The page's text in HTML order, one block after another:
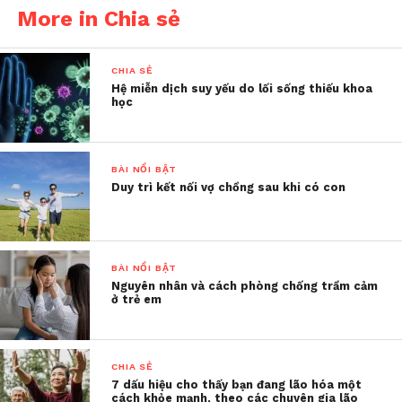
hùng, chúng ta có xu hướng tán dương nó một cách
“Khi ai đó đặt nhu cầu của người khác lên trên nhu
cầu của mình, họ có xu hướng được khen thưởng
rất nhiều vì điều đó, và điều đó khiến hành vi đó
More in Chia sẻ
CHIA SẺ
Hệ miễn dịch suy yếu do lối sống thiếu khoa
học
BÀI NỔI BẬT
Duy trì kết nối vợ chồng sau khi có con
BÀI NỔI BẬT
Nguyên nhân và cách phòng chống trầm cảm
ở trẻ em
CHIA SẺ
7 dấu hiệu cho thấy bạn đang lão hóa một
cách khỏe mạnh, theo các chuyên gia lão